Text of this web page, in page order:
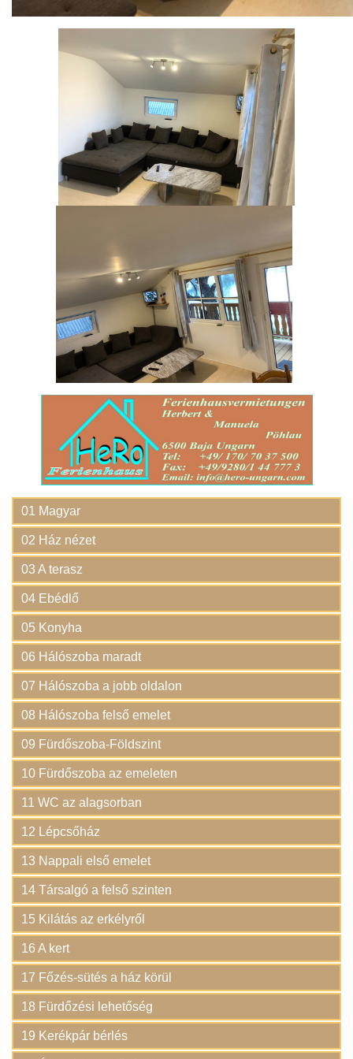
01 Magyar
02 Ház nézet
03 A terasz
04 Ebédlő
05 Konyha
06 Hálószoba maradt
07 Hálószoba a jobb oldalon
08 Hálószoba felső emelet
09 Fürdőszoba-Földszint
10 Fürdőszoba az emeleten
11 WC az alagsorban
12 Lépcsőház
13 Nappali első emelet
14 Társalgó a felső szinten
15 Kilátás az erkélyről
16 A kert
17 Főzés-sütés a ház körül
18 Fürdőzési lehetőség
19 Kerékpár bérlés